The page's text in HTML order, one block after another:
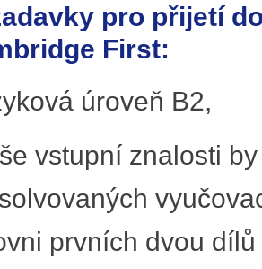
pro přijetí
First:
úroveň B2,
vstupní znalosti
prvních dvou